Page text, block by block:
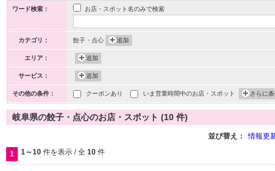
ワード検索： お店・スポット名のみで検索
カテゴリ： 餃子・点心 追加
エリア： 追加
サービス： 追加
その他の条件： クーポンあり いま営業時間中のお店・スポット さらに
岐阜県の餃子・点心のお店・スポット (10 件)
並び替え： 情報更
1 1～10 件を表示 / 全 10 件